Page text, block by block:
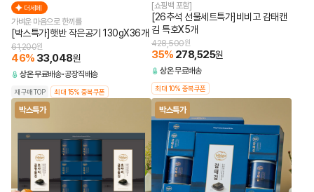
더세페
가벼운 마음으로 한끼를
[박스특가]햇반 작은공기 130gX36개
61,200원
46% 33,048원
상온무료배송 공장직배송
재구매TOP 최대 15% 중복쿠폰
[쇼핑백 포함]
[26추석 선물세트특가]비비고 감태캔
김 특호X5개
428,500원
35% 278,525원
상온무료배송
최대 10% 중복쿠폰
박스특가 박스특가